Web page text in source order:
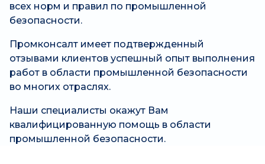
всех норм и правил по промышленной
безопасности.
Промконсалт имеет подтвержденный
отзывами клиентов успешный опыт выполнения
работ в области промышленной безопасности
во многих отраслях.
Наши специалисты окажут Вам
квалифицированную помощь в области
промышленной безопасности.